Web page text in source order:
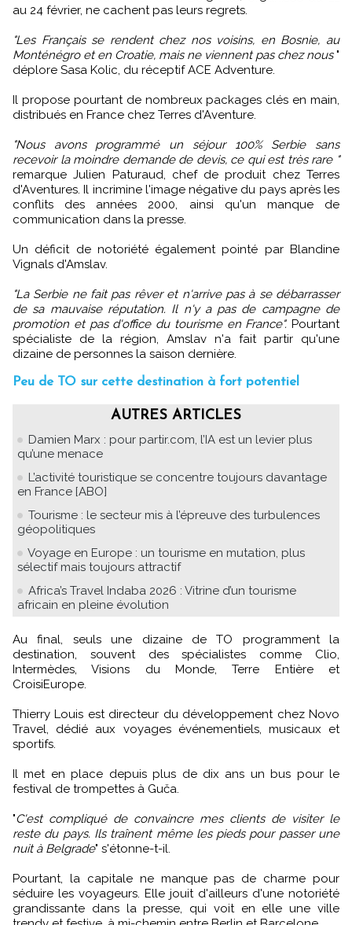
au 24 février, ne cachent pas leurs regrets.
"Les Français se rendent chez nos voisins, en Bosnie, au
Monténégro et en Croatie, mais ne viennent pas chez nous"
déplore Sasa Kolic, du réceptif ACE Adventure.
Il propose pourtant de nombreux packages clés en main,
distribués en France chez Terres d'Aventure.
"Nous avons programmé un séjour 100% Serbie sans
recevoir la moindre demande de devis, ce qui est très rare "
remarque Julien Paturaud, chef de produit chez Terres
d'Aventures. Il incrimine l'image négative du pays après les
conflits des années 2000, ainsi qu'un manque de
communication dans la presse.
Un déficit de notoriété également pointé par Blandine
Vignals d'Amslav.
"La Serbie ne fait pas rêver et n'arrive pas à se débarrasser
de sa mauvaise réputation. Il n'y a pas de campagne de
promotion et pas d'office du tourisme en France". Pourtant
spécialiste de la région, Amslav n'a fait partir qu'une
dizaine de personnes la saison dernière.
Peu de TO sur cette destination à fort potentiel
AUTRES ARTICLES
Damien Marx : pour partir.com, l’IA est un levier plus
qu’une menace
L’activité touristique se concentre toujours davantage
en France [ABO]
Tourisme : le secteur mis à l’épreuve des turbulences
géopolitiques
Voyage en Europe : un tourisme en mutation, plus
sélectif mais toujours attractif
Africa’s Travel Indaba 2026 : Vitrine d’un tourisme
africain en pleine évolution
Au final, seuls une dizaine de TO programment la
destination, souvent des spécialistes comme Clio,
Intermèdes, Visions du Monde, Terre Entière et
CroisiEurope.
Thierry Louis est directeur du développement chez Novo
Travel, dédié aux voyages événementiels, musicaux et
sportifs.
Il met en place depuis plus de dix ans un bus pour le
festival de trompettes à Guča.
"C'est compliqué de convaincre mes clients de visiter le
reste du pays. Ils traînent même les pieds pour passer une
nuit à Belgrade" s'étonne-t-il.
Pourtant, la capitale ne manque pas de charme pour
séduire les voyageurs. Elle jouit d'ailleurs d'une notoriété
grandissante dans la presse, qui voit en elle une ville